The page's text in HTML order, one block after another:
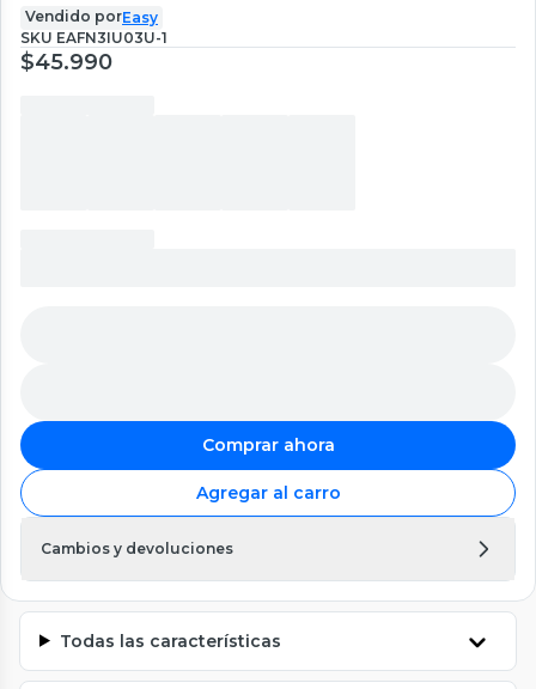
Vendido porEasy
SKU EAFN3IU03U-1
$45.990
Comprar ahora
Agregar al carro
Cambios y devoluciones
Todas las características